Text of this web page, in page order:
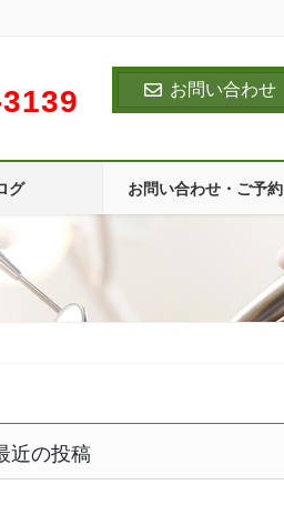
お問い合わせ
グ お問い合わせ・ご予約
近の投稿